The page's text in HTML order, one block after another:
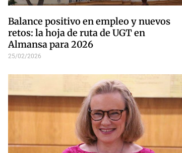
Balance positivo en empleo y nuevos
retos: la hoja de ruta de UGT en
Almansa para 2026
25/02/2026